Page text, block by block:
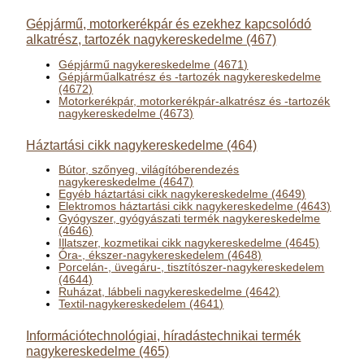
Gépjármű, motorkerékpár és ezekhez kapcsolódó
alkatrész, tartozék nagykereskedelme (467)
Gépjármű nagykereskedelme (4671)
Gépjárműalkatrész és -tartozék nagykereskedelme
(4672)
Motorkerékpár, motorkerékpár-alkatrész és -tartozék
nagykereskedelme (4673)
Háztartási cikk nagykereskedelme (464)
Bútor, szőnyeg, világítóberendezés
nagykereskedelme (4647)
Egyéb háztartási cikk nagykereskedelme (4649)
Elektromos háztartási cikk nagykereskedelme (4643)
Gyógyszer, gyógyászati termék nagykereskedelme
(4646)
Illatszer, kozmetikai cikk nagykereskedelme (4645)
Óra-, ékszer-nagykereskedelem (4648)
Porcelán-, üvegáru-, tisztítószer-nagykereskedelem
(4644)
Ruházat, lábbeli nagykereskedelme (4642)
Textil-nagykereskedelem (4641)
Információtechnológiai, híradástechnikai termék
nagykereskedelme (465)